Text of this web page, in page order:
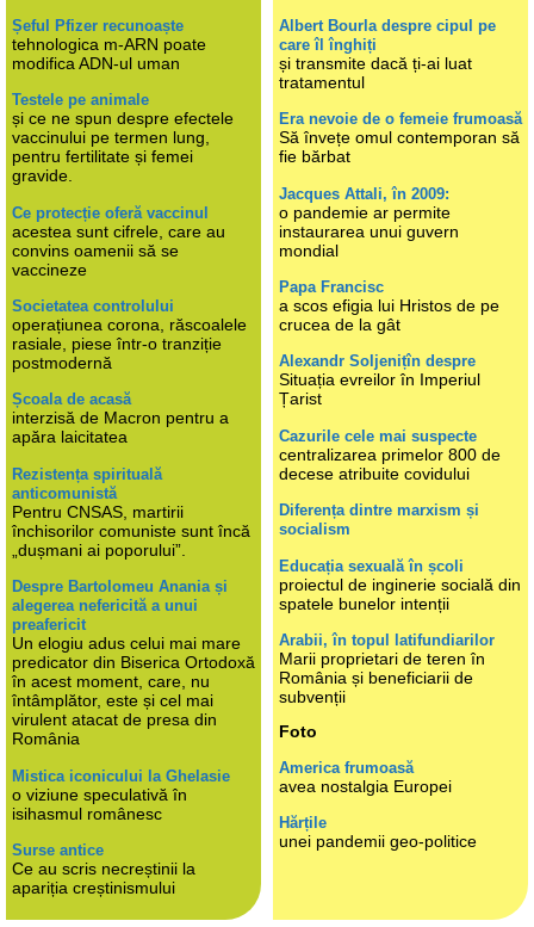
Șeful Pfizer recunoaște
tehnologica m-ARN poate
modifica ADN-ul uman
Testele pe animale
și ce ne spun despre efectele
vaccinului pe termen lung,
pentru fertilitate și femei
gravide.
Ce protecție oferă vaccinul
acestea sunt cifrele, care au
convins oamenii să se
vaccineze
Societatea controlului
operațiunea corona, răscoalele
rasiale, piese într-o tranziție
postmodernă
Școala de acasă
interzisă de Macron pentru a
apăra laicitatea
Rezistența spirituală
anticomunistă
Pentru CNSAS, martirii
închisorilor comuniste sunt încă
„dușmani ai poporului”.
Despre Bartolomeu Anania și
alegerea nefericită a unui
preafericit
Un elogiu adus celui mai mare
predicator din Biserica Ortodoxă
în acest moment, care, nu
întâmplător, este și cel mai
virulent atacat de presa din
România
Mistica iconicului la Ghelasie
o viziune speculativă în
isihasmul românesc
Surse antice
Ce au scris necreștinii la
apariția creștinismului
Albert Bourla despre cipul pe
care îl înghiți
și transmite dacă ți-ai luat
tratamentul
Era nevoie de o femeie frumoasă
Să învețe omul contemporan să
fie bărbat
Jacques Attali, în 2009:
o pandemie ar permite
instaurarea unui guvern
mondial
Papa Francisc
a scos efigia lui Hristos de pe
crucea de la gât
Alexandr Soljenițîn despre
Situația evreilor în Imperiul
Țarist
Cazurile cele mai suspecte
centralizarea primelor 800 de
decese atribuite covidului
Diferența dintre marxism și
socialism
Educația sexuală în școli
proiectul de inginerie socială din
spatele bunelor intenții
Arabii, în topul latifundiarilor
Marii proprietari de teren în
România și beneficiarii de
subvenții
Foto
America frumoasă
avea nostalgia Europei
Hărțile
unei pandemii geo-politice